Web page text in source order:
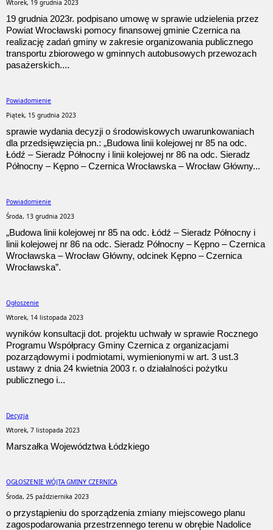
Wtorek, 19 grudnia 2023
19 grudnia 2023r. podpisano umowę w sprawie udzielenia przez
Powiat Wrocławski pomocy finansowej gminie Czernica na
realizację zadań gminy w zakresie organizowania publicznego
transportu zbiorowego w gminnych autobusowych przewozach
pasażerskich....
Powiadomienie
Piątek, 15 grudnia 2023
sprawie wydania decyzji o środowiskowych uwarunkowaniach
dla przedsięwzięcia pn.: „Budowa linii kolejowej nr 85 na odc.
Łódź – Sieradz Północny i linii kolejowej nr 86 na odc. Sieradz
Północny – Kępno – Czernica Wrocławska – Wrocław Główny...
Powiadomienie
Środa, 13 grudnia 2023
„Budowa linii kolejowej nr 85 na odc. Łódź – Sieradz Północny i
linii kolejowej nr 86 na odc. Sieradz Północny – Kępno – Czernica
Wrocławska – Wrocław Główny, odcinek Kępno – Czernica
Wrocławska”.
Ogłoszenie
Wtorek, 14 listopada 2023
wyników konsultacji dot. projektu uchwały w sprawie Rocznego
Programu Współpracy Gminy Czernica z organizacjami
pozarządowymi i podmiotami, wymienionymi w art. 3 ust.3
ustawy z dnia 24 kwietnia 2003 r. o działalności pożytku
publicznego i...
Decyzja
Wtorek, 7 listopada 2023
Marszałka Województwa Łódzkiego
OGŁOSZENIE WÓJTA GMINY CZERNICA
Środa, 25 października 2023
o przystąpieniu do sporządzenia zmiany miejscowego planu
zagospodarowania przestrzennego terenu w obrębie Nadolice